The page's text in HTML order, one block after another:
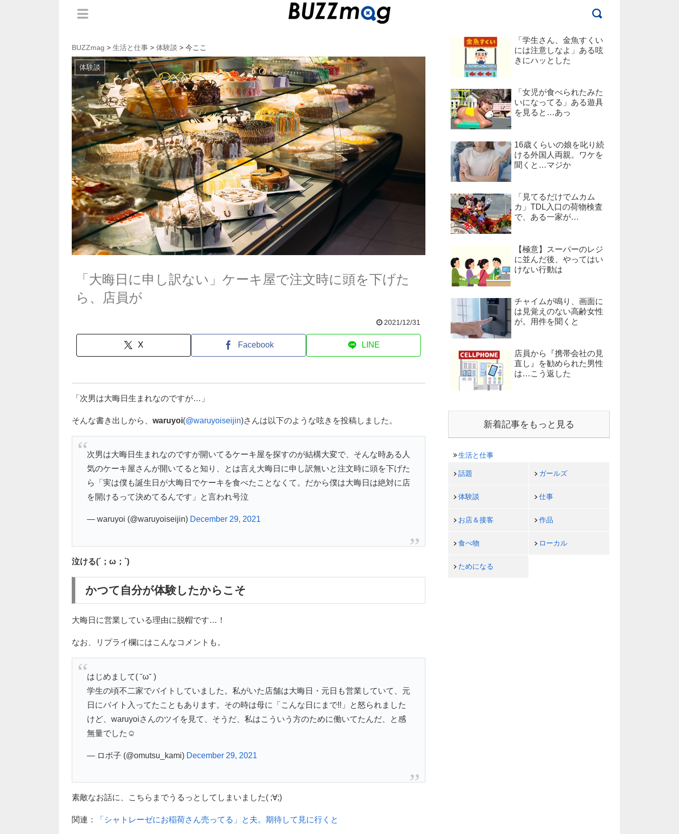
BUZZmag > 生活と仕事 > 体験談 > 今ここ
体験談
「大晦日に申し訳ない」ケーキ屋で注文時に頭を下げた
ら、店員が
2021/12/31
X Facebook LINE
「次男は大晦日生まれなのですが…」
そんな書き出しから、 waruyoi(@waruyoiseijin)さんは以下のような呟きを投稿しました。
次男は大晦日生まれなのですが開いてるケーキ屋を探すのが結構大変で、そんな時ある人
気のケーキ屋さんが開いてると知り、とは言え大晦日に申し訳無いと注文時に頭を下げた
ら「実は僕も誕生日が大晦日でケーキを食べたことなくて。だから僕は大晦日は絶対に店
を開けるって決めてるんです」と言われ号泣
— waruyoi (@waruyoiseijin) December 29, 2021
泣ける(´；ω；`)
かつて自分が体験したからこそ
大晦日に営業している理由に脱帽です…！
なお、リプライ欄にはこんなコメントも。
はじめまして( ˘ω˘ )
学生の頃不二家でバイトしていました。私がいた店舗は大晦日・元日も営業していて、元
日にバイト入ってたこともあります。その時は母に「こんな日にまで!!」と怒られました
けど、waruyoiさんのツイを見て、そうだ、私はこういう方のために働いてたんだ、と感
無量でした☺️
— ロボ子 (@omutsu_kami) December 29, 2021
素敵なお話に、こちらまでうるっとしてしまいました( ;∀;)
関連： 「シャトレーゼにお稲荷さん売ってる」と夫。期待して見に行くと
「学生さん、金魚すくい
には注意しなよ」ある呟
きにハッとした
「女児が食べられたみた
いになってる」ある遊具
を見ると…あっ
16歳くらいの娘を叱り続
ける外国人両親。ワケを
聞くと…マジか
「見てるだけでムカム
カ」TDL入口の荷物検査
で、ある一家が…
【極意】スーパーのレジ
に並んだ後、やってはい
けない行動は
チャイムが鳴り、画面に
は見覚えのない高齢女性
が。用件を聞くと
店員から『携帯会社の見
直し』を勧められた男性
は…こう返した
新着記事をもっと見る
生活と仕事
話題 ガールズ
体験談 仕事
お店＆接客 作品
食べ物 ローカル
ためになる